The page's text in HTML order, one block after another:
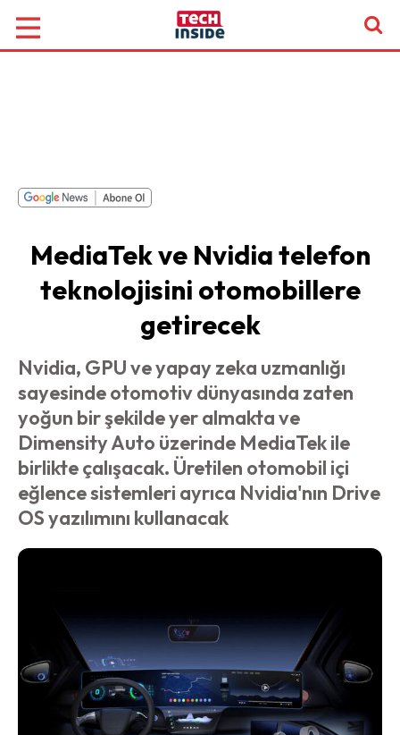
MediaTek ve Nvidia telefon
teknolojisini otomobillere
getirecek
Nvidia, GPU ve yapay zeka uzmanlığı
sayesinde otomotiv dünyasında zaten
yoğun bir şekilde yer almakta ve
Dimensity Auto üzerinde MediaTek ile
birlikte çalışacak. Üretilen otomobil içi
eğlence sistemleri ayrıca Nvidia'nın Drive
OS yazılımını kullanacak